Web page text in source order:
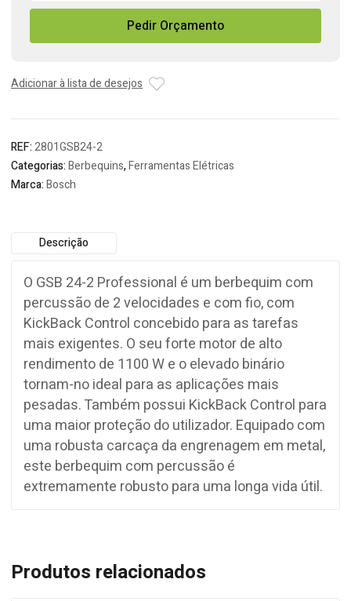
Berbequim
Bosch
24-
Pedir Orçamento
Adicionar à lista de desejos
REF:2801GSB24-2
Categorias:Berbequins,Ferramentas Elétricas
Marca:Bosch
Descrição
O GSB 24-2 Professional é um berbequim com
percussão de 2 velocidades e com fio, com
KickBack Control concebido para as tarefas
mais exigentes. O seu forte motor de alto
rendimento de 1100 W e o elevado binário
tornam-no ideal para as aplicações mais
pesadas. Também possui KickBack Control para
uma maior proteção do utilizador. Equipado com
uma robusta carcaça da engrenagem em metal,
este berbequim com percussão é
extremamente robusto para uma longa vida útil.
Produtos relacionados